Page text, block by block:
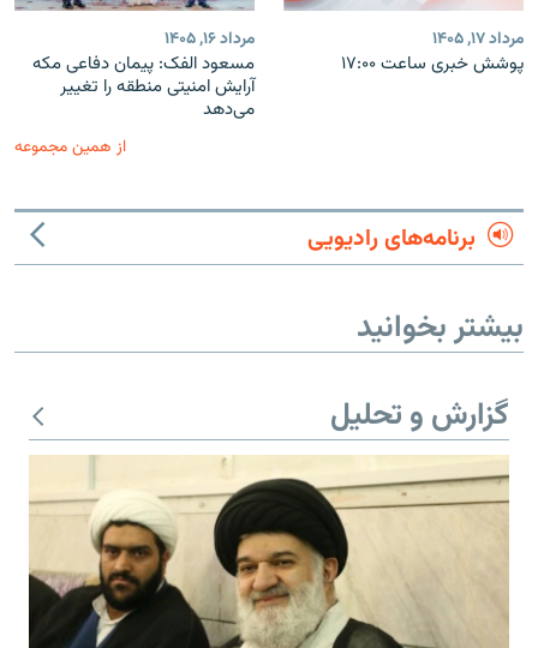
مرداد ۱۷, ۱۴۰۵
پوشش خبری ساعت ۱۷:۰۰
مرداد ۱۶, ۱۴۰۵
مسعود الفک: پیمان دفاعی مکه
آرایش امنیتی منطقه را تغییر
می‌دهد
از همین مجموعه
برنامه‌های رادیویی
بیشتر بخوانید
گزارش و تحلیل